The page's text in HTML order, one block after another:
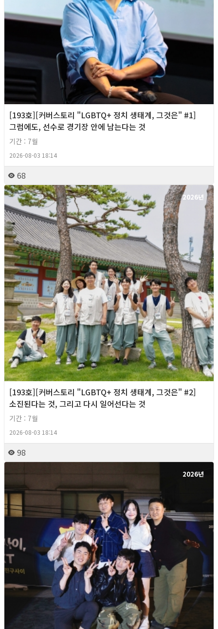
[193호][커버스토리 "LGBTQ+ 정치 생태계, 그것은" #1]
그럼에도, 선수로 경기장 안에 남는다는 것
기간 : 7월
2026-08-03 18:14
68
2026년
[193호][커버스토리 "LGBTQ+ 정치 생태계, 그것은" #2]
소진된다는 것, 그리고 다시 일어선다는 것
기간 : 7월
2026-08-03 18:14
98
2026년